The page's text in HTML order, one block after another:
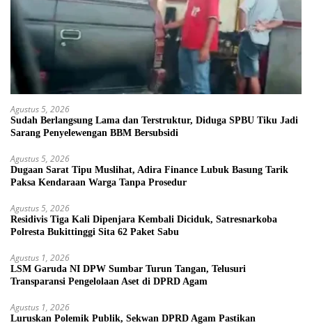
Agustus 5, 2026
Sudah Berlangsung Lama dan Terstruktur, Diduga SPBU Tiku Jadi
Sarang Penyelewengan BBM Bersubsidi
Agustus 5, 2026
Dugaan Sarat Tipu Muslihat, Adira Finance Lubuk Basung Tarik
Paksa Kendaraan Warga Tanpa Prosedur
Agustus 5, 2026
Residivis Tiga Kali Dipenjara Kembali Diciduk, Satresnarkoba
Polresta Bukittinggi Sita 62 Paket Sabu
Agustus 1, 2026
LSM Garuda NI DPW Sumbar Turun Tangan, Telusuri
Transparansi Pengelolaan Aset di DPRD Agam
Agustus 1, 2026
Luruskan Polemik Publik, Sekwan DPRD Agam Pastikan